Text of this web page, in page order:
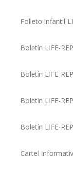
Folleto infantil
Boletín LIFE-
Boletín LIFE-
Boletín LIFE-
Boletín LIFE-
Cartel